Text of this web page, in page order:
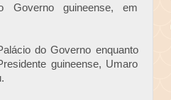
Governo guineense, em
do Governo enquanto
guineense, Umaro